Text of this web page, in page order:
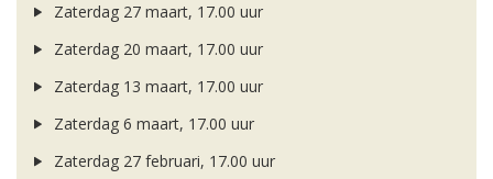
Zaterdag 27 maart, 17.00 uur
Zaterdag 20 maart, 17.00 uur
Zaterdag 13 maart, 17.00 uur
Zaterdag 6 maart, 17.00 uur
Zaterdag 27 februari, 17.00 uur